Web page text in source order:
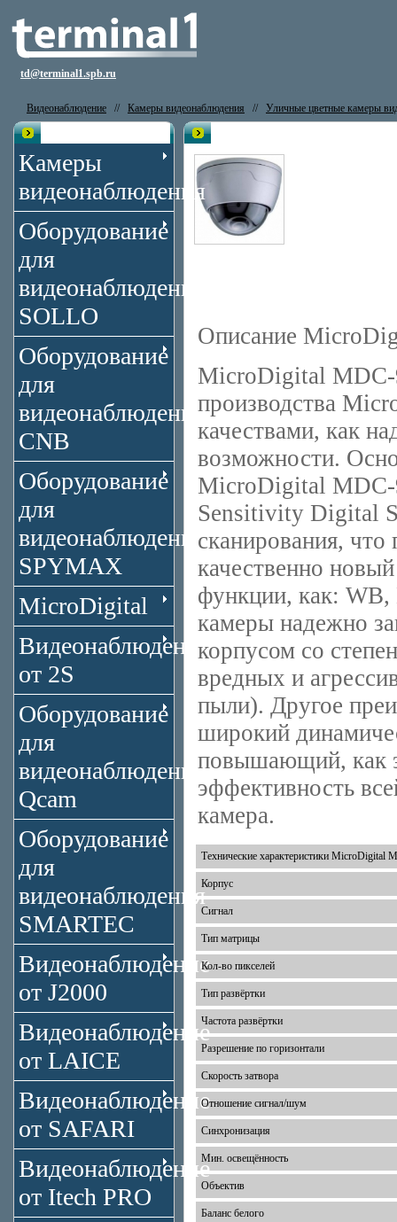
td@terminal1.spb.ru
Видеонаблюдение // Камеры видеонаблюдения // Уличные цветные камеры
Камеры
видеонаблюдения
Оборудование
для
видеонаблюдения
SOLLO
Оборудование
для
видеонаблюдения
CNB
Оборудование
для
видеонаблюдения
SPYMAX
MicroDigital
Видеонаблюдение
от 2S
Оборудование
для
видеонаблюдения
Qcam
Оборудование
для
видеонаблюдения
SMARTEC
Видеонаблюдение
от J2000
Видеонаблюдение
от LAICE
Видеонаблюдение
от SAFARI
Видеонаблюдение
от Itech PRO
Описание
MicroDigital MDC-
производства
качествами, как
возможности.
MicroDigital MDC-
Sensitivity Digital
сканирования, что
качественно
функции, как:
камеры надежно
корпусом со
вредных и
пыли). Другое
широкий
повышающий, как
эффективность
камера.
Технические характеристики MicroDigital
Корпус
Сигнал
Тип матрицы
Кол-во пикселей
Тип развёртки
Частота развёртки
Разрешение по горизонтали
Скорость затвора
Отношение сигнал/шум
Синхронизация
Мин. освещённость
Объектив
Баланс белого